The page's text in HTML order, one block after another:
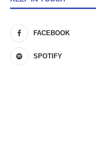
FACEBOOK
SPOTIFY